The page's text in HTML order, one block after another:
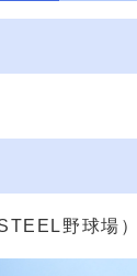
野球場